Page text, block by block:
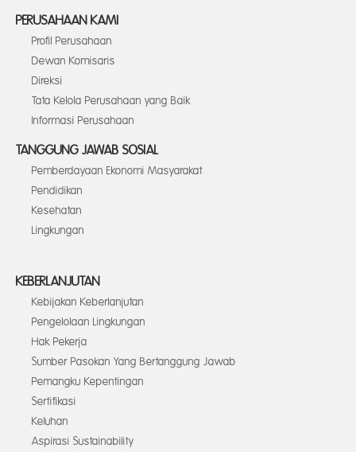
PERUSAHAAN KAMI
Profil Perusahaan
Dewan Komisaris
Direksi
Tata Kelola Perusahaan yang Baik
Informasi Perusahaan
TANGGUNG JAWAB SOSIAL
Pemberdayaan Ekonomi Masyarakat
Pendidikan
Kesehatan
Lingkungan
KEBERLANJUTAN
Kebijakan Keberlanjutan
Pengelolaan Lingkungan
Hak Pekerja
Sumber Pasokan Yang Bertanggung Jawab
Pemangku Kepentingan
Sertifikasi
Keluhan
Aspirasi Sustainability